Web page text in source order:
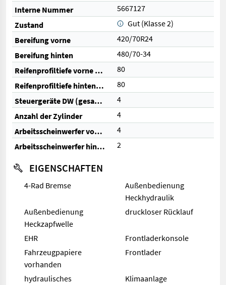
Interne Nummer
5667127
Zustand
Gut (Klasse 2)
Bereifung vorne
420/70R24
Bereifung hinten
480/70-34
Reifenprofiltiefe vorne (%)
80
Reifenprofiltiefe hinten (%)
80
Steuergeräte DW (gesamt)
4
Anzahl der Zylinder
4
Arbeitsscheinwerfer vorne
4
Arbeitsscheinwerfer hinten
2
EIGENSCHAFTEN
4-Rad Bremse
Außenbedienung
Heckhydraulik
Außenbedienung
Heckzapfwelle
druckloser Rücklauf
EHR
Frontladerkonsole
Fahrzeugpapiere
vorhanden
Frontlader
hydraulisches
Klimaanlage